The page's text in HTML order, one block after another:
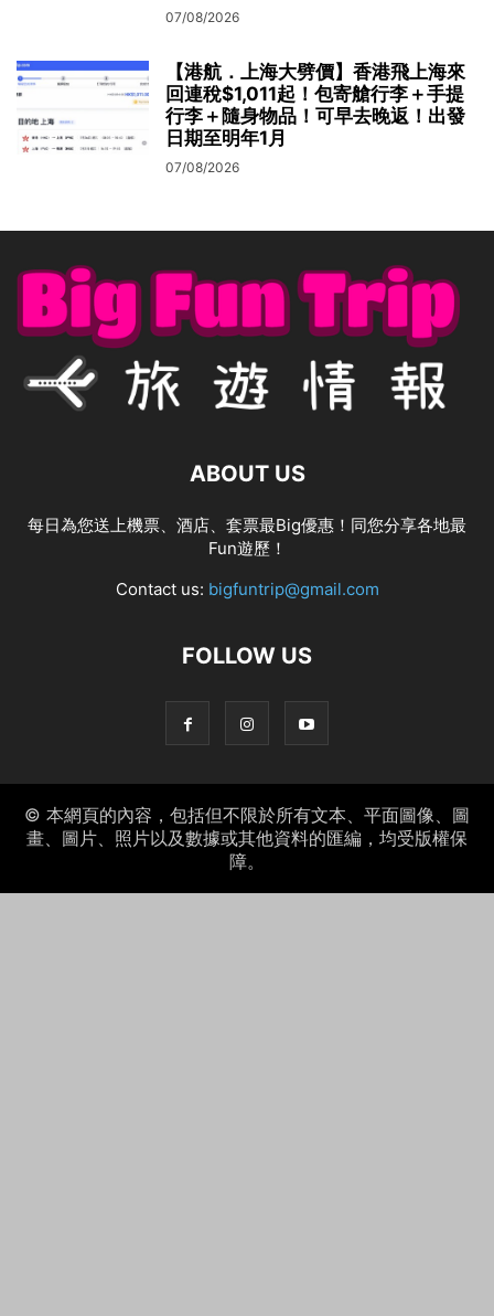
07/08/2026
【港航．上海大劈價】香港飛上海來
回連稅$1,011起！包寄艙行李＋手提
行李＋隨身物品！可早去晚返！出發
日期至明年1月
07/08/2026
ABOUT US
每日為您送上機票、酒店、套票最Big優惠！同您分享各地最
Fun遊歷！
Contact us: bigfuntrip@gmail.com
FOLLOW US
© 本網頁的內容，包括但不限於所有文本、平面圖像、圖
畫、圖片、照片以及數據或其他資料的匯編，均受版權保
障。